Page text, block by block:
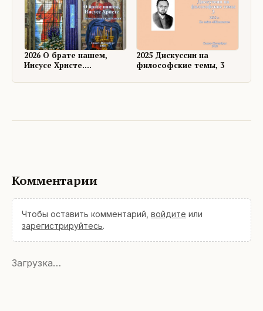
2026 О брате нашем,
Иисусе Христе.
дискуссии
2025 Дискуссии на
философские темы, 3
Комментарии
Чтобы оставить комментарий, войдите или
зарегистрируйтесь.
Загрузка…